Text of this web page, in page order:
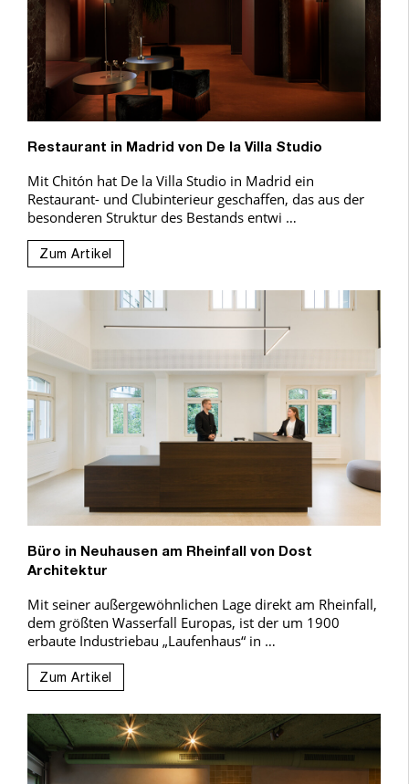
Restaurant in Madrid von De la Villa Studio
Mit Chitón hat De la Villa Studio in Madrid ein
Restaurant- und Clubinterieur geschaffen, das aus der
besonderen Struktur des Bestands entwi …
Zum Artikel
Büro in Neuhausen am Rheinfall von Dost
Architektur
Mit seiner außergewöhnlichen Lage direkt am Rheinfall,
dem größten Wasserfall Europas, ist der um 1900
erbaute Industriebau „Laufenhaus“ in …
Zum Artikel